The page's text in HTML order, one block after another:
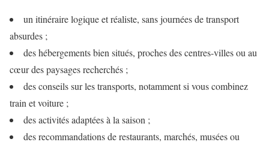
un itinéraire logique et réaliste, sans journées de transport
absurdes ;
des hébergements bien situés, proches des centres-villes ou au
cœur des paysages recherchés ;
des conseils sur les transports, notamment si vous combinez
train et voiture ;
des activités adaptées à la saison ;
des recommandations de restaurants, marchés, musées ou